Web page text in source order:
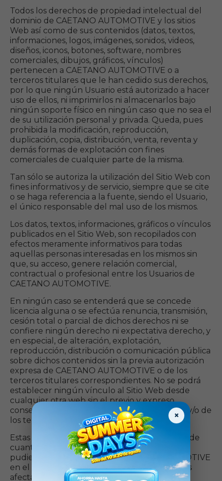
Todos los derechos de propiedad intelectual del
dominio de CAETANO AUTOMOTIVE y los sitios
Web así como de sus contenidos (datos, textos,
informaciones, logos, imágenes, sonidos, videos,
diseños, iconos, botones, software, nombres
comerciales, dibujos, gráficos, vínculos)
pertenecen a CAETANO AUTOMOTIVE o a
terceros titulares que le han cedido sus derechos,
por lo que ningún Usuario está autorizado a hacer
uso de ellos, ni imprimirlos ni almacenarlos bajo
ningún soporte físico en ningún caso que no sea el
de su utilización personal y privada. Queda, pues
prohibida la modificación, reproducción,
duplicación, copia, distribución, venta, reventa y
demás formas de explotación con fines
comerciales de cualquier parte de la misma.
Tan sólo se autoriza la utilización del Sitio Web con
fines informativos y de servicio, siempre que se cite
o se haga referencia a la fuente, siendo el Usuario,
el único responsable del mal uso de los mismos.
Los datos, textos, informaciones, gráficos o vínculos
publicados en el Sitio Web, son recopilados con
efectos meramente informativos para todas
aquellas personas interesadas en los mismos sin
que, su acceso, genere relación comercial,
contractual o profesional entre los Usuarios de
CAETANO AUTOMOTIVE.
En ningún caso se entenderá que se concede
licencia alguna o se efectúa renuncia, transmisión,
cesión total o parcial de dichos derechos ni se
confiere ningún derecho ni expectativa derecho, y
en especial, de alteración, explotación,
reproducción, distribución o comunicación pública
sobre dichos contenidos sin la previa autorización
expresa de CAETANO AUTOMOTIVE o de los
terceros titulares correspondientes. No se podrá
establecer ningún vínculo al Sitio Web desde
cualquier otra web sin el previo y expreso
consentimiento de CAETANO AUTOMOTIVE y/o de
los terceros afectados.
Estas conductas podrán dar lugar al ejercicio de
cuantas acciones judiciales o extrajudiciales le
pudieran corresponder a CAETANO AUTOMOTIVE
en el ejercicio de sus derechos y/o los terceros
afectados.
×